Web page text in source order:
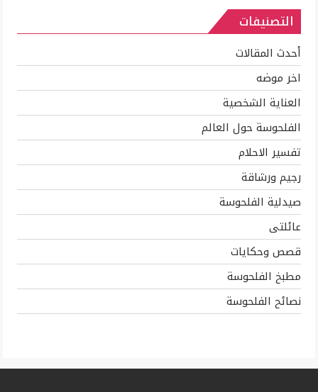
التصنيفات
أحدث المقالات
اخر موضه
العناية الشخصية
الفلحوسة حول العالم
تفسير الاحلام
رجيم ورشاقة
صيدلية الفلحوسة
عائلتى
قصص وحكايات
مطبخ الفلحوسة
نصائح الفلحوسة